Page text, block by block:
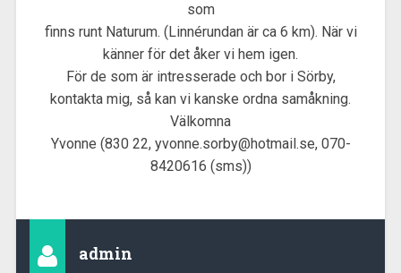
som
finns runt Naturum. (Linnérundan är ca 6 km). När vi
känner för det åker vi hem igen.
För de som är intresserade och bor i Sörby,
kontakta mig, så kan vi kanske ordna samåkning.
Välkomna
Yvonne (830 22, yvonne.sorby@hotmail.se, 070-
8420616 (sms))
admin